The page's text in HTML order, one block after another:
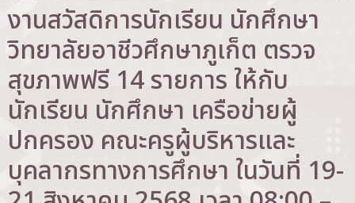
งานสวัสดิการนักเรียน นักศึกษา
วิทยาลัยอาชีวศึกษาภูเก็ต ตรวจ
สุขภาพฟรี 14 รายการ ให้กับ
นักเรียน นักศึกษา เครือข่ายผู้
ปกครอง คณะครูผู้บริหารและ
บุคลากรทางการศึกษา ในวันที่ 19-